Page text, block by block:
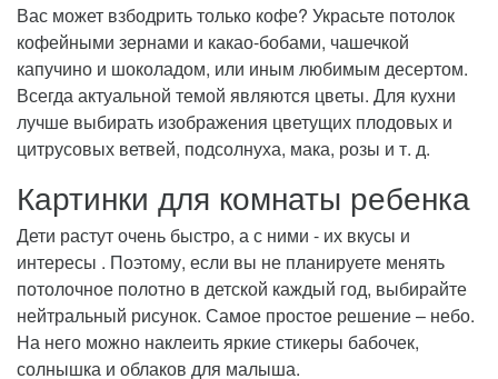
Вас может взбодрить только кофе? Украсьте потолок
кофейными зернами и какао-бобами, чашечкой
капучино и шоколадом, или иным любимым десертом.
Всегда актуальной темой являются цветы. Для кухни
лучше выбирать изображения цветущих плодовых и
цитрусовых ветвей, подсолнуха, мака, розы и т. д.
Картинки для комнаты ребенка
Дети растут очень быстро, а с ними - их вкусы и
интересы . Поэтому, если вы не планируете менять
потолочное полотно в детской каждый год, выбирайте
нейтральный рисунок. Самое простое решение – небо.
На него можно наклеить яркие стикеры бабочек,
солнышка и облаков для малыша.